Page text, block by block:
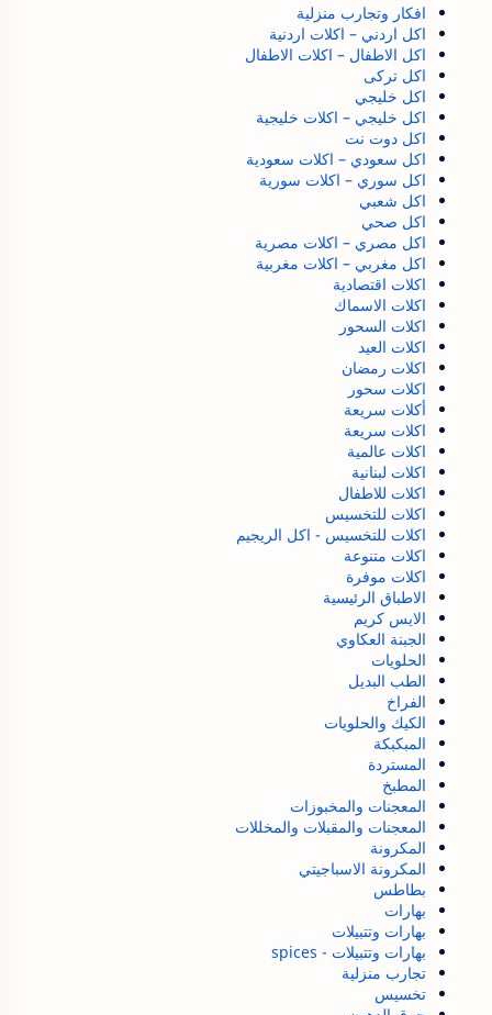
افكار وتجارب منزلية
اكل اردني – اكلات اردنية
اكل الاطفال – اكلات الاطفال
اكل تركى
اكل خليجي
اكل خليجي – اكلات خليجية
اكل دوت نت
اكل سعودي – اكلات سعودية
اكل سوري – اكلات سورية
اكل شعبي
اكل صحي
اكل مصري – اكلات مصرية
اكل مغربي – اكلات مغربية
اكلات اقتصادية
اكلات الاسماك
اكلات السحور
اكلات العيد
اكلات رمضان
اكلات سحور
أكلات سريعة
اكلات سريعة
اكلات عالمية
اكلات لبنانية
اكلات للاطفال
اكلات للتخسيس
اكلات للتخسيس - اكل الريجيم
اكلات متنوعة
اكلات موفرة
الاطباق الرئيسية
الايس كريم
الجبنة العكاوي
الحلويات
الطب البديل
الفراخ
الكيك والحلويات
المبكبكة
المستردة
المطبخ
المعجنات والمخبوزات
المعجنات والمقبلات والمخللات
المكرونة
المكرونة الاسباجيتي
بطاطس
بهارات
بهارات وتتبيلات
بهارات وتتبيلات - spices
تجارب منزلية
تخسيس